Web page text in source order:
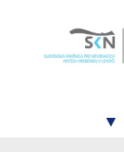
▼